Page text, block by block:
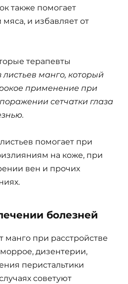
также помогает
и избавляет от
терапевты
манго, который
применение при
сетчатки глаза
помогает при
на коже, при
вен и прочих
болезней
манго при расстройстве
дизентерии,
перистальтики
советуют